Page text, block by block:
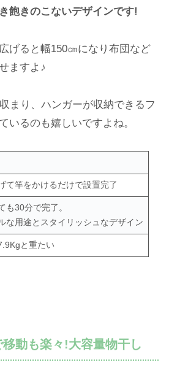
飽きのこないデザインです!
げると幅150㎝になり布団など
ますよ♪
まり、ハンガーが収納できるフ
いるのも嬉しいですよね。
て竿をかけるだけで設置完了
も30分で完了。
な用途とスタイリッシュなデザイン
と重たい
動も楽々!大容量物干し